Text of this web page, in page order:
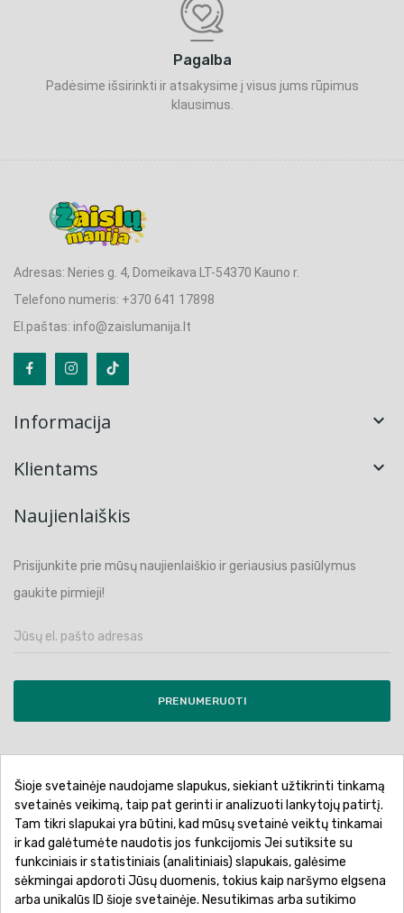
Pagalba
Padėsime išsirinkti ir atsakysime į visus jums rūpimus
klausimus.
Adresas: Neries g. 4, Domeikava LT-54370 Kauno r.
Telefono numeris: +370 641 17898
El.paštas: info@zaislumanija.lt
Informacija 
Klientams 
Naujienlaiškis
Prisijunkite prie mūsų naujienlaiškio ir geriausius pasiūlymus
gaukite pirmieji!
PRENUMERUOTI
Pirkimo sąlygos ir taisyklės
Privatumo politika
Garantinis aptarnavimas
Prekių pristatymas
Prekių grąžinimas
Atsiskaitymo būdai
Šioje svetainėje naudojame slapukus, siekiant užtikrinti tinkamą
svetainės veikimą, taip pat gerinti ir analizuoti lankytojų patirtį.
Tam tikri slapukai yra būtini, kad mūsų svetainė veiktų tinkamai
ir kad galėtumėte naudotis jos funkcijomis Jei sutiksite su
funkciniais ir statistiniais (analitiniais) slapukais, galėsime
sėkmingai apdoroti Jūsų duomenis, tokius kaip naršymo elgsena
arba unikalūs ID šioje svetainėje. Nesutikimas arba sutikimo